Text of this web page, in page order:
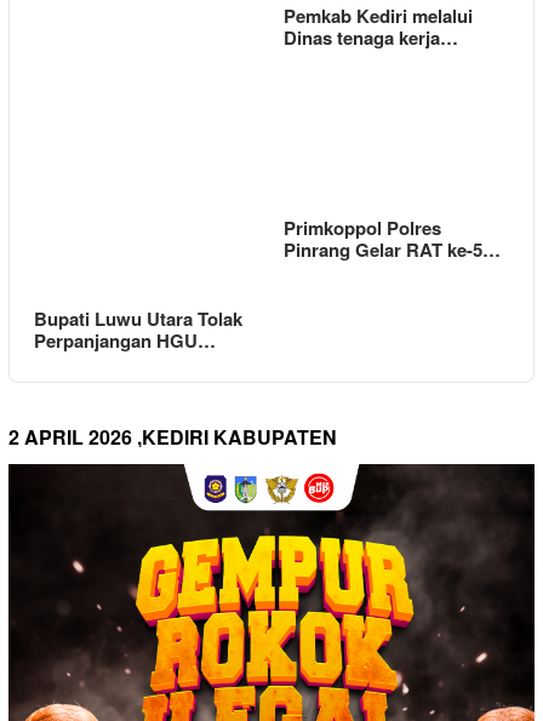
Pemkab Kediri melalui
Dinas tenaga kerja…
Bupati Luwu Utara Tolak
Perpanjangan HGU…
Primkoppol Polres
Pinrang Gelar RAT ke-5…
2 APRIL 2026 ,KEDIRI KABUPATEN